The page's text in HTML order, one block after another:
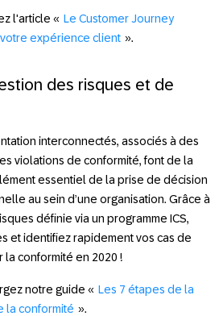
l'article « Le Customer Journey
expérience client ».
des risques et de
interconnectés, associés à des
violations de conformité, font de la
essentiel de la prise de décision
au sein d’une organisation. Grâce à
définie via un programme ICS,
et identifiez rapidement vos cas de
la conformité en 2020 !
notre guide « Les 7 étapes de la
la conformité ».